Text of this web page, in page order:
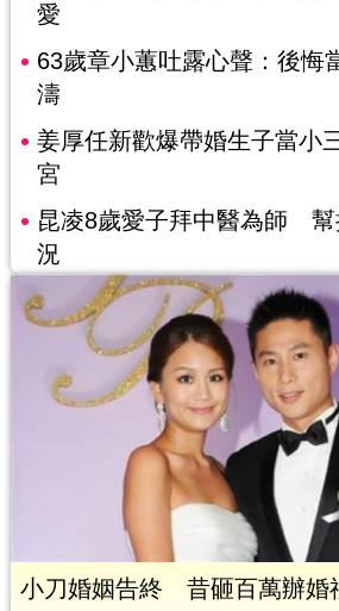
愛
63歲章小蕙吐露心聲：後悔
濤
姜厚任新歡爆帶婚生子當小
宮
昆凌8歲愛子拜中醫為師 幫
況
小刀婚姻告終 昔砸百萬辦婚